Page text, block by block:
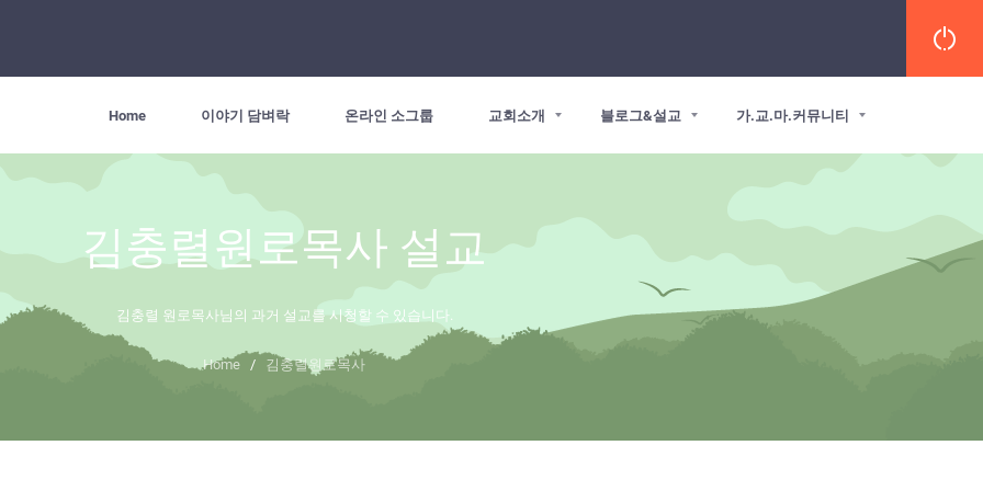
Home 이야기 담벼락 온라인 소그룹 교회소개 블로그&설교 가.교.마.커뮤니티
김충렬원로목사 설교
김충렬 원로목사님의 과거 설교를 시청할 수 있습니다.
Home / 김충렬원로목사